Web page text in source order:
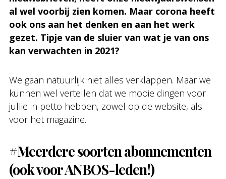
al wel voorbij zien komen. Maar corona heeft
ook ons aan het denken en aan het werk
gezet. Tipje van de sluier van wat je van ons
kan verwachten in 2021?
We gaan natuurlijk niet alles verklappen. Maar we
kunnen wel vertellen dat we mooie dingen voor
jullie in petto hebben, zowel op de website, als
voor het magazine.
#Meerdere soorten abonnementen
(ook voor ANBOS-leden!)